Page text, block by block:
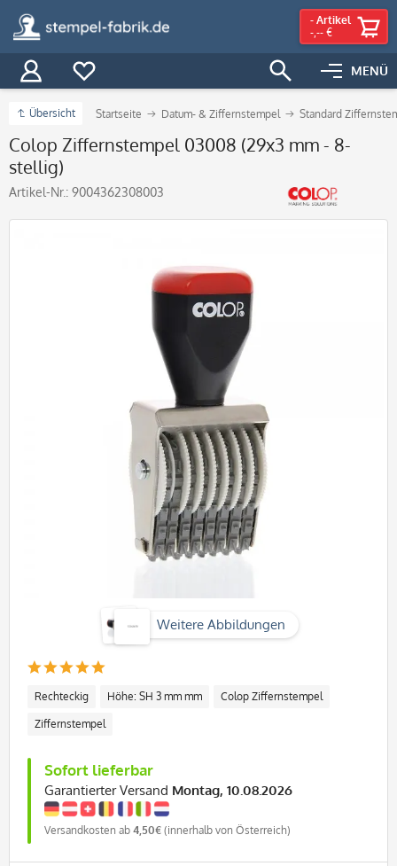
MENÜ
- Artikel
-,-- €
Übersicht Startseite Datum- & Ziffernstempel Standard
Colop Ziffernstempel 03008 (29x3 mm - 8-
stellig)
Artikel-Nr.: 9004362308003
Weitere Abbildungen
Rechteckig Höhe: SH 3 mm mm Colop Ziffernstempel
Ziffernstempel
Sofort lieferbar
Garantierter Versand Montag, 10.08.2026
Versandkosten ab 4,50€ (innerhalb von Österreich)